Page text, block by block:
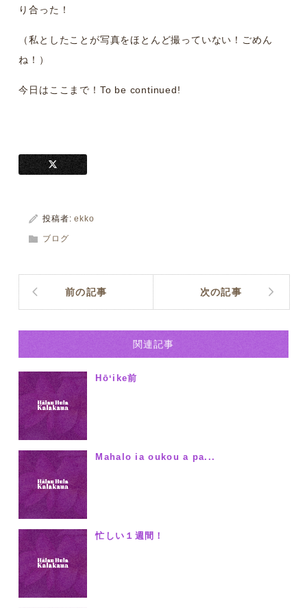
り合った！
（私としたことが写真をほとんど撮っていない！ごめん
ね！）
今日はここまで！To be continued!
投稿者:ekko
ブログ
前の記事 次の記事
関連記事
Hōʻike前
Mahalo ia oukou a pa...
忙しい１週間！